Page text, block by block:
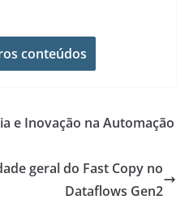
conteúdos
e Inovação na Automação
geral do Fast Copy no
Dataflows Gen2